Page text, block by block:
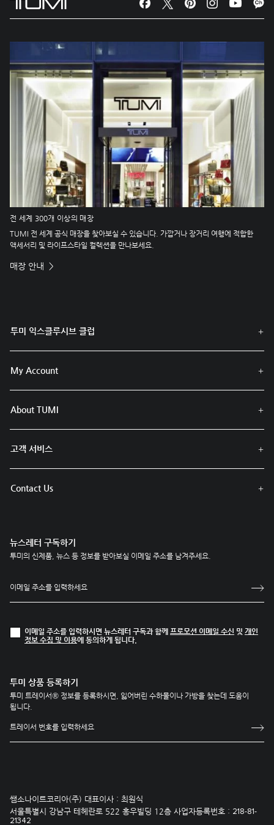
전 세계 300개 이상의 매장
TUMI 전 세계 공식 매장을 찾아보실 수 있습니다. 가깝거나 장거리 여행에 적합한
액세서리 및 라이프스타일 컬렉션을 만나보세요.
매장 안내
투미 익스클루시브 클럽
My Account
About TUMI
고객 서비스
Contact Us
뉴스레터 구독하기
투미의 신제품, 뉴스 등 정보를 받아보실 이메일 주소를 남겨주세요.
이메일 주소를 입력하시면 뉴스레터 구독과 함께 프로모션 이메일 수신 및 개인
정보 수집 및 이용에 동의하게 됩니다.
투미 상품 등록하기
투미 트레이서® 정보를 등록하시면, 잃어버린 수하물이나 가방을 찾는데 도움이
됩니다.
쌤소나이트코리아(주) 대표이사 : 최원식
서울특별시 강남구 테헤란로 522 홍우빌딩 12층 사업자등록번호 : 218-81-
21342